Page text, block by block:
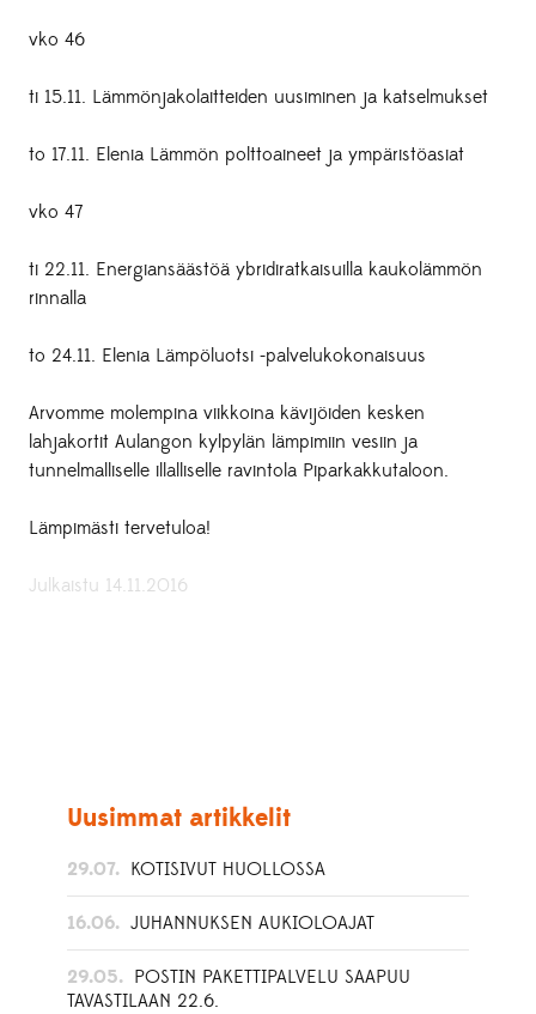
vko 46
ti 15.11. Lämmönjakolaitteiden uusiminen ja katselmukset
to 17.11. Elenia Lämmön polttoaineet ja ympäristöasiat
vko 47
ti 22.11. Energiansäästöä ybridiratkaisuilla kaukolämmön
rinnalla
to 24.11. Elenia Lämpöluotsi -palvelukokonaisuus
Arvomme molempina viikkoina kävijöiden kesken
lahjakortit Aulangon kylpylän lämpimiin vesiin ja
tunnelmalliselle illalliselle ravintola Piparkakkutaloon.
Lämpimästi tervetuloa!
Julkaistu 14.11.2016
Uusimmat artikkelit
29.07. KOTISIVUT HUOLLOSSA
16.06. JUHANNUKSEN AUKIOLOAJAT
29.05. POSTIN PAKETTIPALVELU SAAPUU
TAVASTILAAN 22.6.